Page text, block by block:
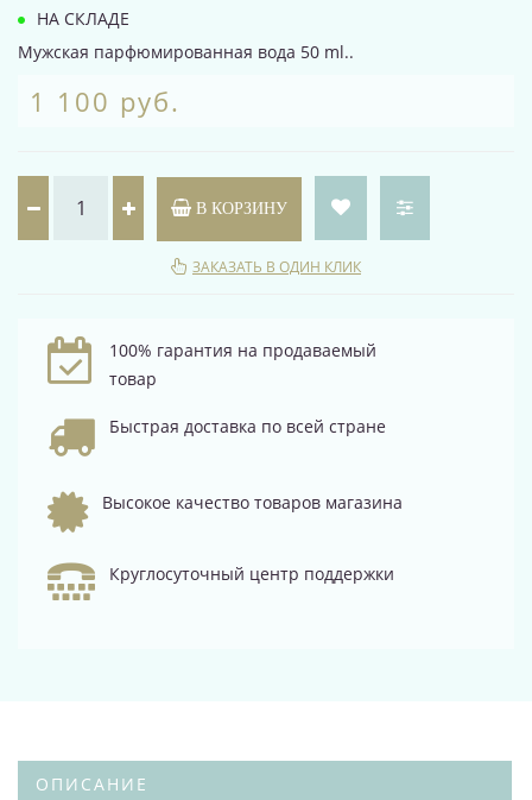
НА СКЛАДЕ
Мужская парфюмированная вода 50 ml..
1 100 руб.
В КОРЗИНУ
ЗАКАЗАТЬ В ОДИН КЛИК
100% гарантия на продаваемый
товар
Быстрая доставка по всей стране
Высокое качество товаров магазина
Круглосуточный центр поддержки
ОПИСАНИЕ